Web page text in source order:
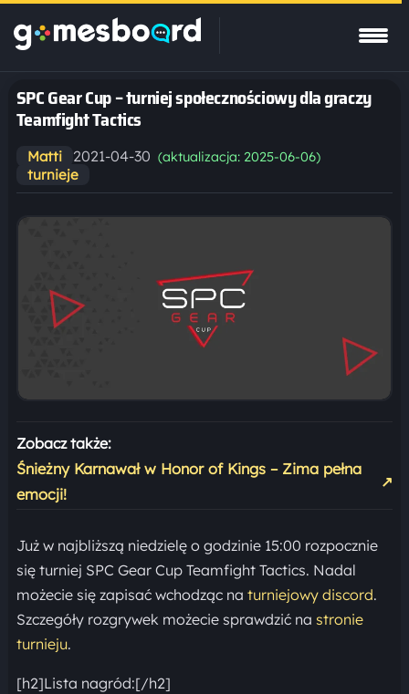
SPC Gear Cup – turniej społecznościowy dla graczy
Teamfight Tactics
Matti 2021-04-30 (aktualizacja: 2025-06-06)
turnieje
Zobacz także:
Śnieżny Karnawał w Honor of Kings – Zima pełna
emocji!
↗
Już w najbliższą niedzielę o godzinie 15:00 rozpocznie
się turniej SPC Gear Cup Teamfight Tactics. Nadal
możecie się zapisać wchodząc na turniejowy discord.
Szczegóły rozgrywek możecie sprawdzić na stronie
turnieju.
[h2]Lista nagród:[/h2]